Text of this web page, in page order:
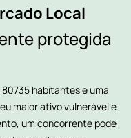
Local
protegida
habitantes e uma
maior ativo vulnerável é
um concorrente pode